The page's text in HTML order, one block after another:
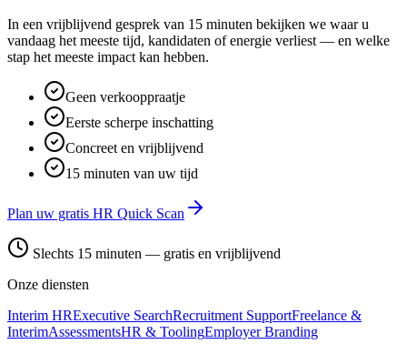
In een vrijblijvend gesprek van 15 minuten bekijken we waar u
vandaag het meeste tijd, kandidaten of energie verliest — en welke
stap het meeste impact kan hebben.
Geen verkooppraatje
Eerste scherpe inschatting
Concreet en vrijblijvend
15 minuten van uw tijd
Plan uw gratis HR Quick Scan
Slechts 15 minuten — gratis en vrijblijvend
Onze diensten
Interim HRExecutive SearchRecruitment SupportFreelance &
InterimAssessmentsHR & ToolingEmployer Branding